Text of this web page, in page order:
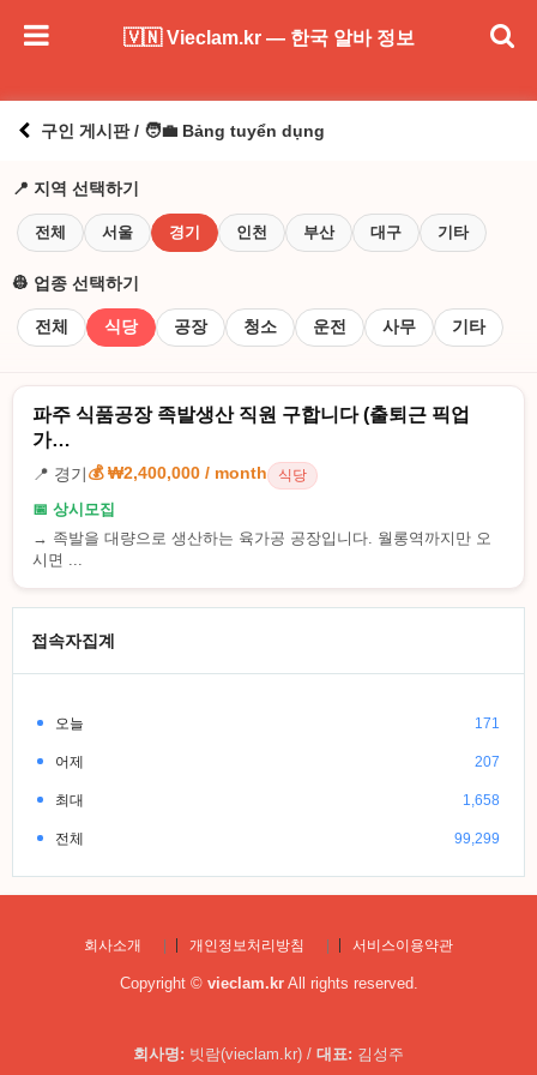
🇻🇳 Vieclam.kr — 한국 알바 정보
구인 게시판 / 🧑‍💼 Bảng tuyển dụng
📍 지역 선택하기
전체 서울 경기 인천 부산 대구 기타
👷 업종 선택하기
전체 식당 공장 청소 운전 사무 기타
파주 식품공장 족발생산 직원 구합니다 (출퇴근 픽업
가…
📍 경기💰 ₩2,400,000 / month 식당
📅 상시모집
→ 족발을 대량으로 생산하는 육가공 공장입니다. 월롱역까지만 오
시면 ...
접속자집계
오늘 171
어제 207
최대 1,658
전체 99,299
회사소개 개인정보처리방침 서비스이용약관
Copyright © vieclam.krAll rights reserved.
회사명: 빗람(vieclam.kr) / 대표: 김성주